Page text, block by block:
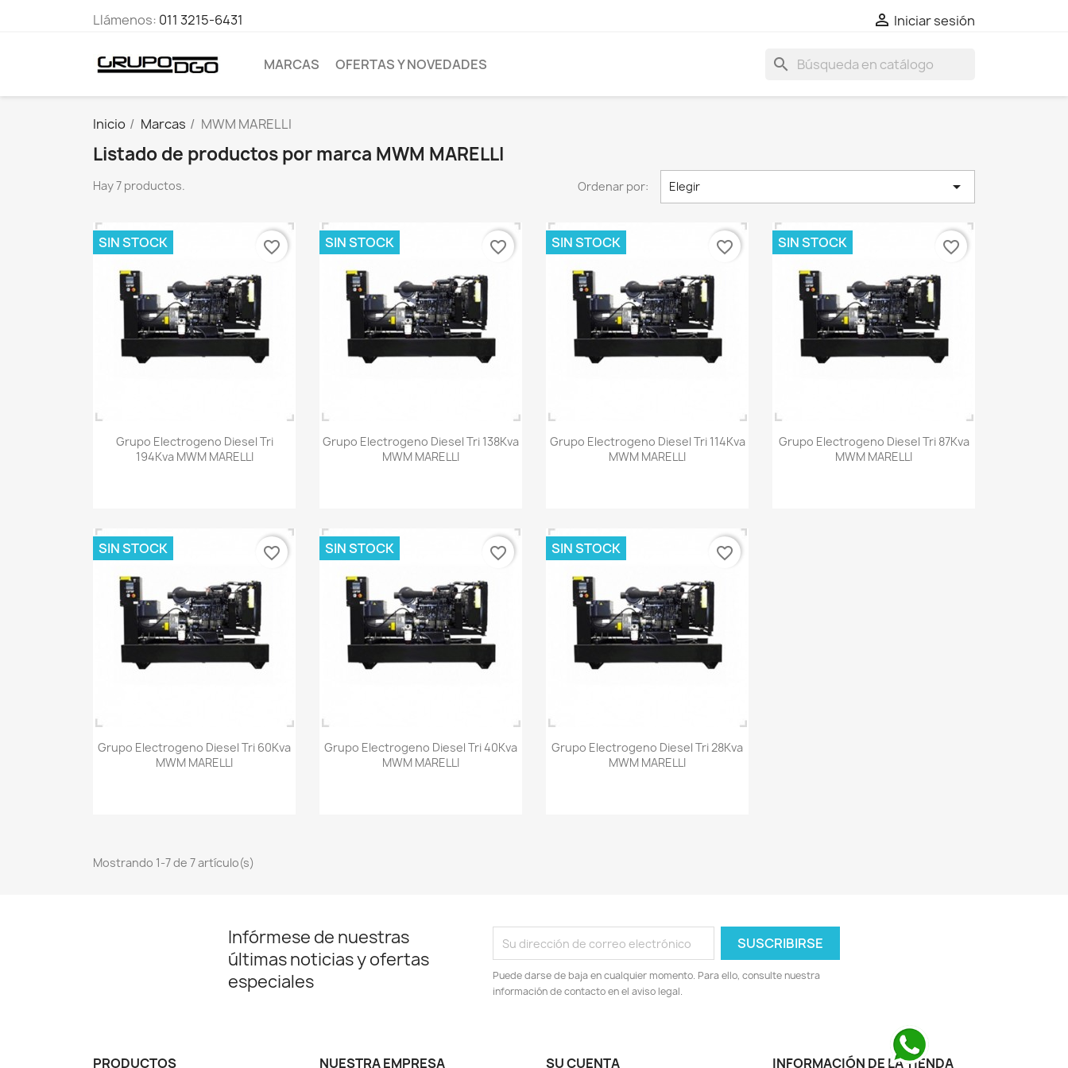
Llámenos: 011 3215-6431  Iniciar sesión
MARCAS OFERTAS Y NOVEDADES search
Inicio Marcas MWM MARELLI
Listado de productos por marca MWM MARELLI
Hay 7 productos. Ordenar por: Elegir 
Vista rápida
Grupo Electrogeno Diesel Tri
194Kva MWM MARELLI
SIN STOCK favorite_border
Vista rápida
Grupo Electrogeno Diesel Tri 138Kva
MWM MARELLI
SIN STOCK favorite_border
Vista rápida
Grupo Electrogeno Diesel Tri 114Kva
MWM MARELLI
SIN STOCK favorite_border
Vista rápida
Grupo Electrogeno Diesel Tri 87Kva
MWM MARELLI
SIN STOCK favorite_border
Vista rápida
Grupo Electrogeno Diesel Tri 60Kva
MWM MARELLI
SIN STOCK favorite_border
Vista rápida
Grupo Electrogeno Diesel Tri 40Kva
MWM MARELLI
SIN STOCK favorite_border
Vista rápida
Grupo Electrogeno Diesel Tri 28Kva
MWM MARELLI
SIN STOCK favorite_border
Mostrando 1-7 de 7 artículo(s)
Infórmese de nuestras
últimas noticias y ofertas
especiales
Puede darse de baja en cualquier momento. Para ello, consulte nuestra
información de contacto en el aviso legal.
PRODUCTOS NUESTRA EMPRESA SU CUENTA INFORMACIÓN DE LA TIENDA